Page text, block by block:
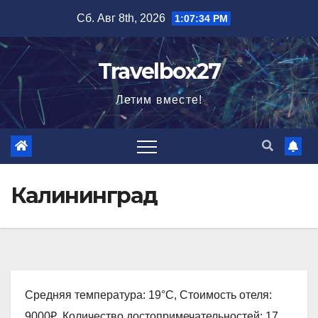
содержимому
Сб. Авг 8th, 2026 1:07:35 PM
Travelbox27
Летим вместе!
Калининград
Средняя температура: 19°C, Стоимость отеля: